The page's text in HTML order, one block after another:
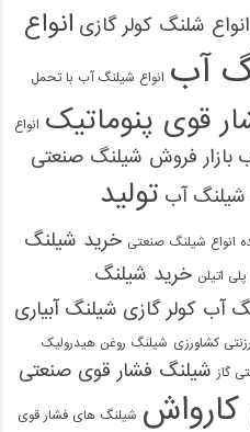
انواع شلنگ کولر گازی انواع
آب انواع شیلنگ آب با تحمل
قوی پنوماتیک انواع
بازار فروش شیلنگ صنعتی
شیلنگ آب تولید
انواع شیلنگ صنعتی خرید شیلنگ
اتیلن خرید شیلنگ
آب کولر گازی شیلنگ آبیاری
کشاورزی شیلنگ روغن هیدرولیک
گاز شیلنگ فشار قوی صنعتی
شیلنگ های فشار قوی
09121161360